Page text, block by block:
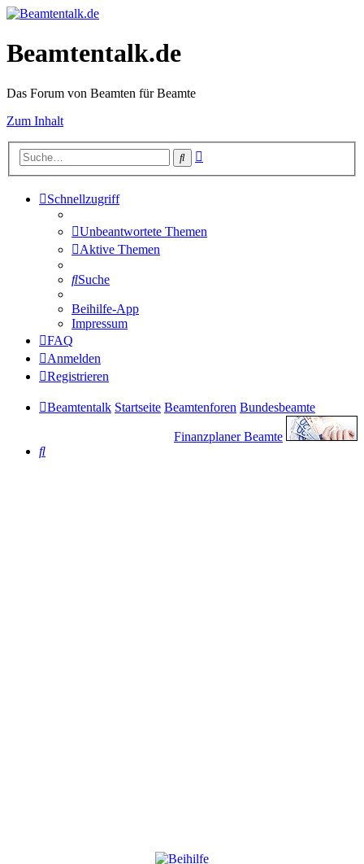
Beamtentalk.de
Das Forum von Beamten für Beamte
Zum Inhalt
Suche
Schnellzugriff
Unbeantwortete Themen
Aktive Themen
Suche
Beihilfe-App
Impressum
FAQ
Anmelden
Registrieren
Beamtentalk Startseite Beamtenforen Bundesbeamte
Finanzplaner Beamte
Suche